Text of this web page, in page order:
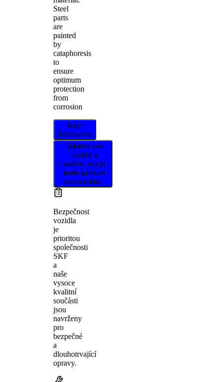
Steel
parts
are
painted
by
cataphoresis
to
ensure
optimum
protection
from
corrosion
Najít
distributora
Vyberte své
vozidlo a
ověřte, zda je
tento produkt
kompatibilní.
Bezpečnost
vozidla
je
prioritou
společnosti
SKF
a
naše
vysoce
kvalitní
součásti
jsou
navrženy
pro
bezpečné
a
dlouhotrvající
opravy.